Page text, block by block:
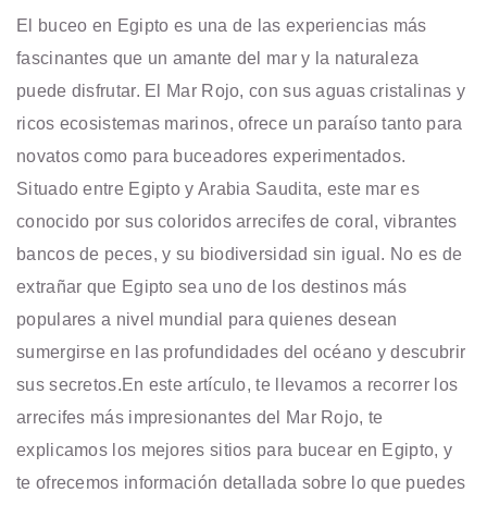
El buceo en Egipto es una de las experiencias más
fascinantes que un amante del mar y la naturaleza
puede disfrutar. El Mar Rojo, con sus aguas cristalinas y
ricos ecosistemas marinos, ofrece un paraíso tanto para
novatos como para buceadores experimentados.
Situado entre Egipto y Arabia Saudita, este mar es
conocido por sus coloridos arrecifes de coral, vibrantes
bancos de peces, y su biodiversidad sin igual. No es de
extrañar que Egipto sea uno de los destinos más
populares a nivel mundial para quienes desean
sumergirse en las profundidades del océano y descubrir
sus secretos.En este artículo, te llevamos a recorrer los
arrecifes más impresionantes del Mar Rojo, te
explicamos los mejores sitios para bucear en Egipto, y
te ofrecemos información detallada sobre lo que puedes